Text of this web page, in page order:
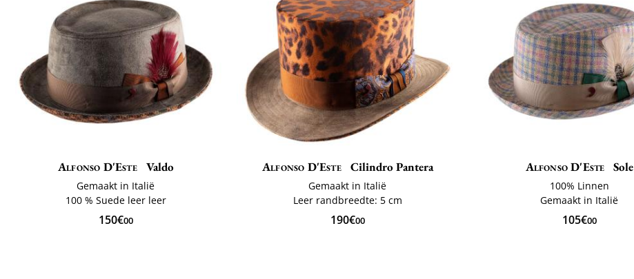
Alfonso D'Este Valdo
Gemaakt in Italië
100 % Suede leer leer
150€00
Alfonso D'Este Cilindro Pantera
Gemaakt in Italië
Leer randbreedte: 5 cm
190€00
Alfonso D'Este Sole
100% Linnen
Gemaakt in Italië
105€00